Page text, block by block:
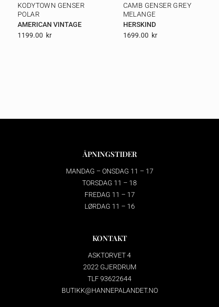
KODYTOWN GENSER
POLAR
AMERICAN VINTAGE
1199.00 Kr
CAMB GENSER GREY
MELANGE
HERSKIND
1699.00 Kr
ÅPNINGSTIDER
MANDAG – ONSDAG 11 – 17
TORSDAG 11 – 18
FREDAG 11 – 17
LØRDAG 11 – 16
KONTAKT
ASKTORVET 4
2022 GJERDRUM
TLF 93622644
BUTIKK@HANNEPALANDET.NO